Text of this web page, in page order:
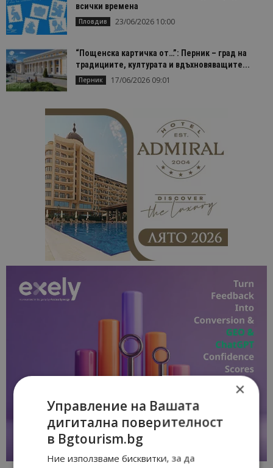
всички времена
Пловдив 23/06/2026 10:00
“Пощенска картичка от…”: Перник – град на
традициите, културата и вдъхновяващите...
Перник 17/06/2026 09:01
×
Управление на Вашата
дигитална поверителност
в Bgtourism.bg
Ние използваме бисквитки, за да